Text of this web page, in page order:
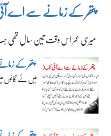
پتھر کے زمانے سے اے
میری عمر اس وقت تین سال تھی
پتھر کے
میں نے